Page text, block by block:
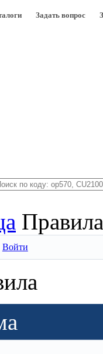
Задать вопрос
Правила
Войти